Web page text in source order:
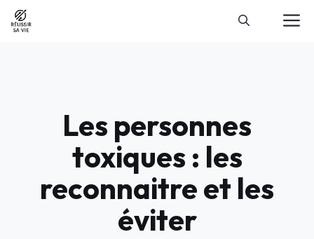
Aller
au
Les personnes
toxiques : les
reconnaitre et les
éviter